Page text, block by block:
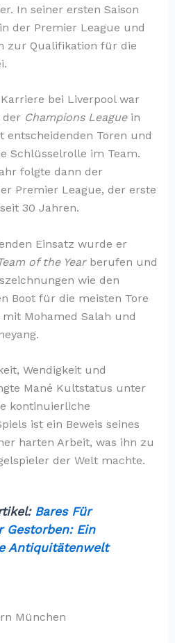
In seiner ersten Saison
der Premier League und
zur Qualifikation für die
bei Liverpool war
der Champions Leaguein
entscheidenden Toren und
Schlüsselrolle im Team.
folgte dann der
Premier League, der erste
30 Jahren.
Einsatz wurde er
of the Yearberufen und
wie den
Boot für die meisten Tore
Mohamed Salah und
Wendigkeit und
Mané Kultstatus unter
kontinuierliche
ist ein Beweis seines
harten Arbeit, was ihn zu
der Welt machte.
Bares Für
Gestorben: Ein
Antiquitätenwelt
München